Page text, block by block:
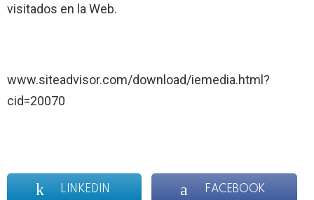
visitados en la Web.
www.siteadvisor.com/download/iemedia.html?
cid=20070
LINKEDIN FACEBOOK